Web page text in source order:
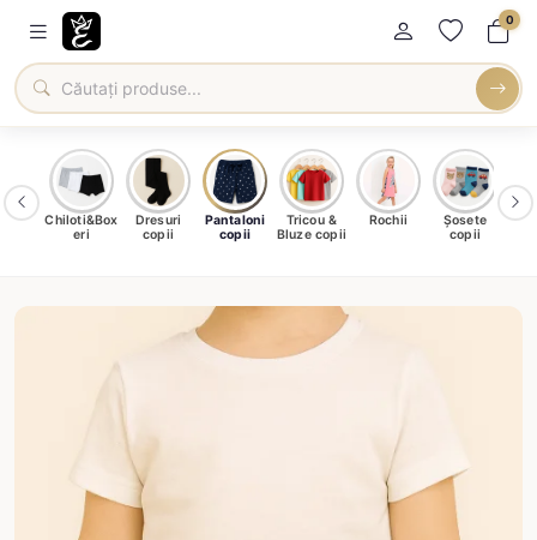
0
Chiloti&Box
eri
Dresuri
copii
Pantaloni
copii
Tricou &
Bluze copii
Rochii
Șosete
copii